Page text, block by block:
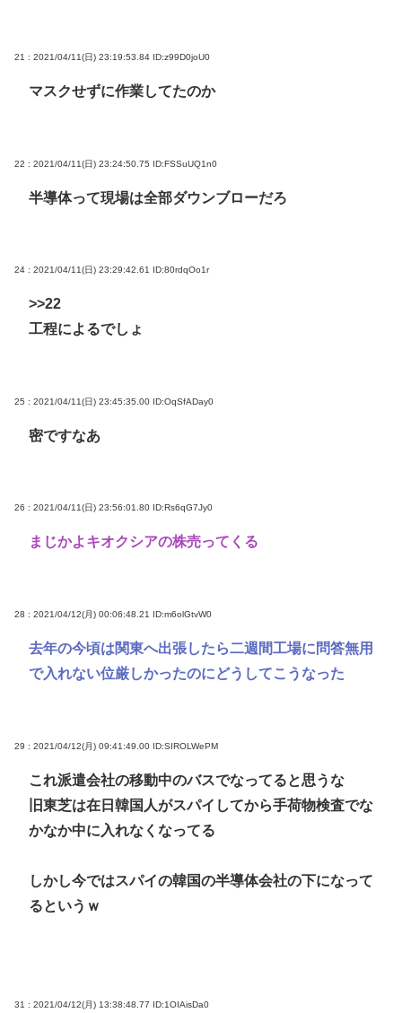
21 : 2021/04/11(日) 23:19:53.84 ID:z99D0joU0
マスクせずに作業してたのか
22 : 2021/04/11(日) 23:24:50.75 ID:FSSuUQ1n0
半導体って現場は全部ダウンブローだろ
24 : 2021/04/11(日) 23:29:42.61 ID:80rdqOo1r
>>22
工程によるでしょ
25 : 2021/04/11(日) 23:45:35.00 ID:OqSfADay0
密ですなあ
26 : 2021/04/11(日) 23:56:01.80 ID:Rs6qG7Jy0
まじかよキオクシアの株売ってくる
28 : 2021/04/12(月) 00:06:48.21 ID:m6olGtvW0
去年の今頃は関東へ出張したら二週間工場に問答無用
で入れない位厳しかったのにどうしてこうなった
29 : 2021/04/12(月) 09:41:49.00 ID:SIROLWePM
これ派遣会社の移動中のバスでなってると思うな
旧東芝は在日韓国人がスパイしてから手荷物検査でな
かなか中に入れなくなってる
しかし今ではスパイの韓国の半導体会社の下になって
るというｗ
31 : 2021/04/12(月) 13:38:48.77 ID:1OIAisDa0